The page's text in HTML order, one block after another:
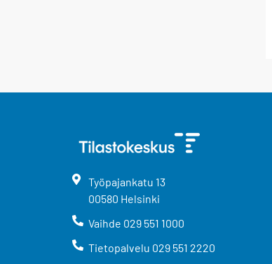
Työpajankatu 13
00580 Helsinki
Vaihde 029 551 1000
Tietopalvelu 029 551 2220